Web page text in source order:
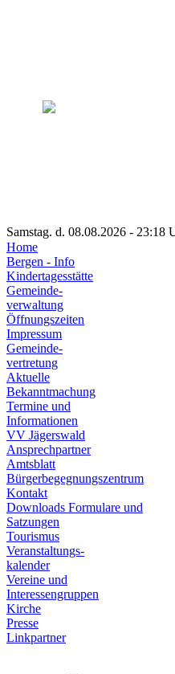
Samstag. d. 08.08.2026 - 23:18
Home
Bergen - Info
Kindertagesstätte
Gemeinde-
verwaltung
Öffnungszeiten
Impressum
Gemeinde-
vertretung
Aktuelle
Bekanntmachung
Termine und
Informationen
VV Jägerswald
Ansprechpartner
Amtsblatt
Bürgerbegegnungszentrum
Kontakt
Downloads Formulare und
Satzungen
Tourismus
Veranstaltungs-
kalender
Vereine und
Interessen­gruppen
Kirche
Presse
Linkpartner